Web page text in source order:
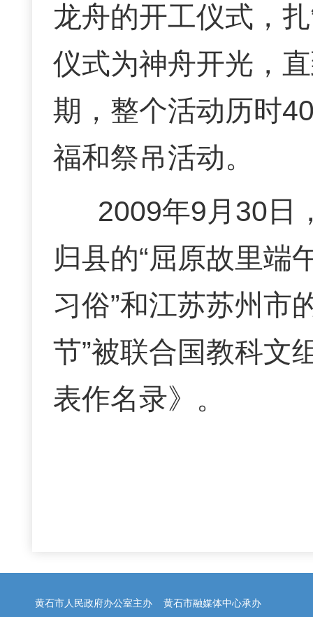
龙舟的开工仪式，
仪式为神舟开光，
期，整个活动历时
福和祭吊活动。
2009年9月30日
归县的“屈原故里端
习俗”和江苏苏州市
节”被联合国教科文
表作名录》。
黄石市人民政府办公室主办 黄石市融媒体中心承办